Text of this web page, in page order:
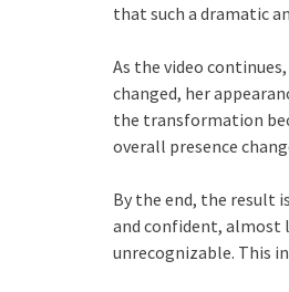
that such a dramatic
As the video
changed, her
the transformation
overall presence
By the end, the result
and confident, almost
unrecognizable. This